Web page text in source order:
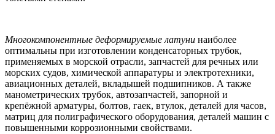
Многокомпонентные деформируемые латуни наиболее
оптимальны при изготовлении конденсаторных трубок,
применяемых в морской отрасли, запчастей для речных или
морских судов, химической аппаратуры и электротехники,
авиационных деталей, вкладышей подшипников. А также
манометрических трубок, автозапчастей, запорной и
крепёжной арматуры, болтов, гаек, втулок, деталей для часов,
матриц для полиграфического оборудования, деталей машин с
повышенными коррозионными свойствами.